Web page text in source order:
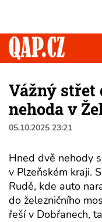
Vážný střet
nehoda v
05.10.2025 23:21
Hned dvě nehody
v Plzeňském kraji.
Rudě, kde auto
do železničního
řeší v Dobřanech,